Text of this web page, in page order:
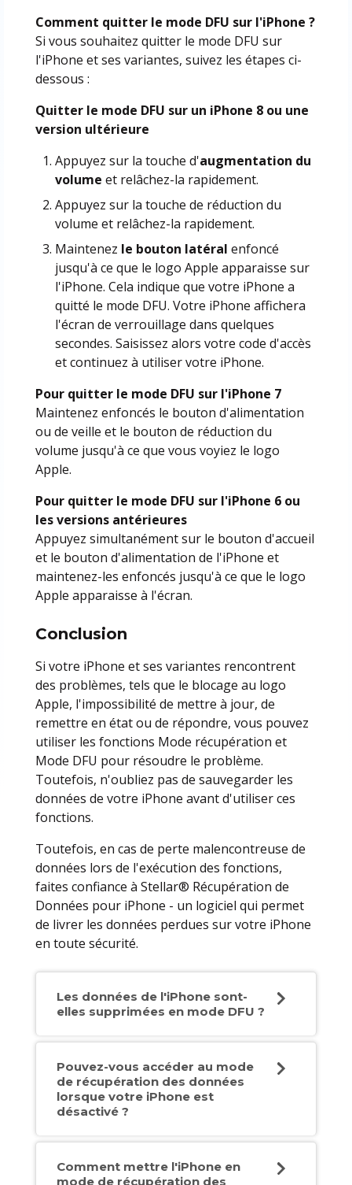
Comment quitter le mode DFU sur l'iPhone ?
Si vous souhaitez quitter le mode DFU sur
l'iPhone et ses variantes, suivez les étapes ci-
dessous :
Quitter le mode DFU sur un iPhone 8 ou une
version ultérieure
Appuyez sur la touche d'augmentation du
volumeet relâchez-la rapidement.
Appuyez sur la touche de réduction du
volume et relâchez-la rapidement.
Maintenez le bouton latéralenfoncé
jusqu'à ce que le logo Apple apparaisse sur
l'iPhone. Cela indique que votre iPhone a
quitté le mode DFU. Votre iPhone affichera
l'écran de verrouillage dans quelques
secondes. Saisissez alors votre code d'accès
et continuez à utiliser votre iPhone.
Pour quitter le mode DFU sur l'iPhone 7
Maintenez enfoncés le bouton d'alimentation
ou de veille et le bouton de réduction du
volume jusqu'à ce que vous voyiez le logo
Apple.
Pour quitter le mode DFU sur l'iPhone 6 ou
les versions antérieures
Appuyez simultanément sur le bouton d'accueil
et le bouton d'alimentation de l'iPhone et
maintenez-les enfoncés jusqu'à ce que le logo
Apple apparaisse à l'écran.
Conclusion
Si votre iPhone et ses variantes rencontrent
des problèmes, tels que le blocage au logo
Apple, l'impossibilité de mettre à jour, de
remettre en état ou de répondre, vous pouvez
utiliser les fonctions Mode récupération et
Mode DFU pour résoudre le problème.
Toutefois, n'oubliez pas de sauvegarder les
données de votre iPhone avant d'utiliser ces
fonctions.
Toutefois, en cas de perte malencontreuse de
données lors de l'exécution des fonctions,
faites confiance à Stellar® Récupération de
Données pour iPhone - un logiciel qui permet
de livrer les données perdues sur votre iPhone
en toute sécurité.
Les données de l'iPhone sont-
elles supprimées en mode DFU ?
Pouvez-vous accéder au mode
de récupération des données
lorsque votre iPhone est
désactivé ?
Comment mettre l'iPhone en
mode de récupération des